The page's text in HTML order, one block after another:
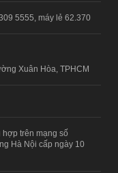
5555, máy lẻ 62.370
Xuân Hòa, TPHCM
trên mạng số
Hà Nội cấp ngày 10